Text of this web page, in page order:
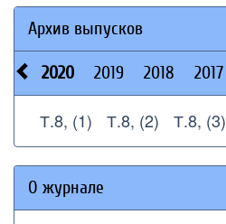
Архив выпусков
2020 2019 2018 2017
Т.8, (1) Т.8, (2) Т.8, (3)
О журнале